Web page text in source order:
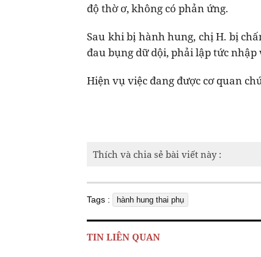
độ thờ ơ, không có phản ứng.
Sau khi bị hành hung, chị H. bị
đau bụng dữ dội, phải lập tức
Hiện vụ việc đang được cơ quan
Thích và chia sẻ bài viết này :
Tags : hành hung thai phụ
TIN LIÊN QUAN